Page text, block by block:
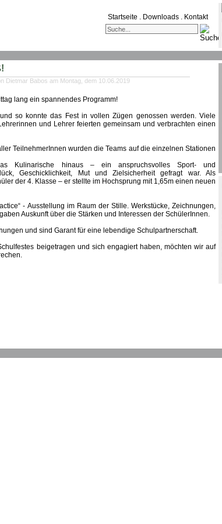
Startseite . Downloads . Kontakt
Dietmar Babos am Montag, dem 10.06.2019
lang ein spannendes Programm!
so konnte das Fest in vollen Zügen genossen werden. Viele
und Lehrer feierten gemeinsam und verbrachten einen
TeilnehmerInnen wurden die Teams auf die einzelnen Stationen
Kulinarische hinaus – ein anspruchsvolles Sport- und
Geschicklichkeit, Mut und Zielsicherheit gefragt war. Als
der 4. Klasse – er stellte im Hochsprung mit 1,65m einen neuen
- Ausstellung im Raum der Stille. Werkstücke, Zeichnungen,
Auskunft über die Stärken und Interessen der SchülerInnen.
und sind Garant für eine lebendige Schulpartnerschaft.
beigetragen und sich engagiert haben, möchten wir auf